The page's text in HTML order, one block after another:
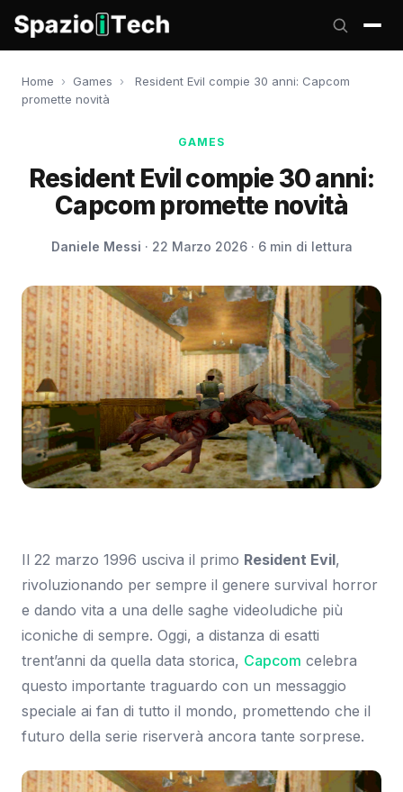
Home › Games ›
Resident Evil compie 30 anni: Capcom
promette novità
GAMES
Resident Evil compie 30 anni:
Capcom promette novità
Daniele Messi · 22 Marzo 2026 · 6 min di lettura
Il 22 marzo 1996 usciva il primo Resident Evil,
rivoluzionando per sempre il genere survival horror
e dando vita a una delle saghe videoludiche più
iconiche di sempre. Oggi, a distanza di esatti
trent’anni da quella data storica, Capcom celebra
questo importante traguardo con un messaggio
speciale ai fan di tutto il mondo, promettendo che il
futuro della serie riserverà ancora tante sorprese.